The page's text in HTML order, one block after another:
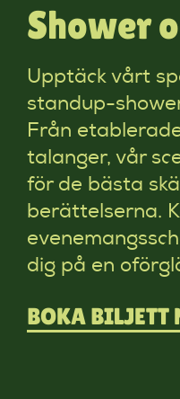
Shower
Upptäck vårt
standup-
Från
talanger, vår
för de bästa
berättelserna.
dig på en
BOKA BILJETT